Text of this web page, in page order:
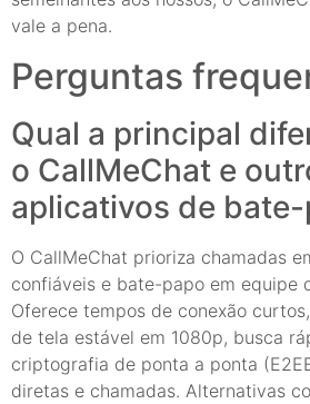
vale a pena.
Perguntas
Qual a principal
o CallMeChat e
aplicativos de bate-
O CallMeChat prioriza chamadas
confiáveis e bate-papo em equipe
Oferece tempos de conexão
de tela estável em 1080p, busca
criptografia de ponta a ponta
diretas e chamadas. Alternativas